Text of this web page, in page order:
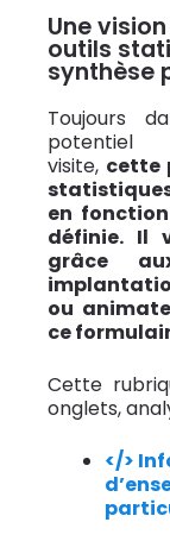
Une
outils
synthèse
Toujours
visite, cette
en
définie. Il
grâce
ou
ce
Cette
onglets,
</>